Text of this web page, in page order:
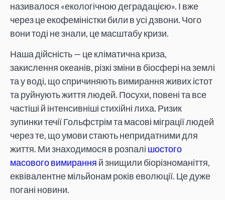
називалося «екологічною деградацією». І вже
через це екофеміністки били в усі дзвони. Чого
вони тоді не знали, це масштабу кризи.
Наша дійсність — це кліматична криза,
закислення океанів, різкі зміни в біосфері на землі
та у воді, що спричиняють вимирання живих істот
та руйнують життя людей. Посухи, повені та все
частіші й інтенсивніші стихійні лиха. Ризик
зупинки течії Гольфстрім та масові міграції людей
через те, що умови стають непридатними для
життя. Ми знаходимося в розпалі шостого
масового вимирання й знищили біорізноманіття,
еквівалентне мільйонам років еволюції. Це дуже
погані новини.